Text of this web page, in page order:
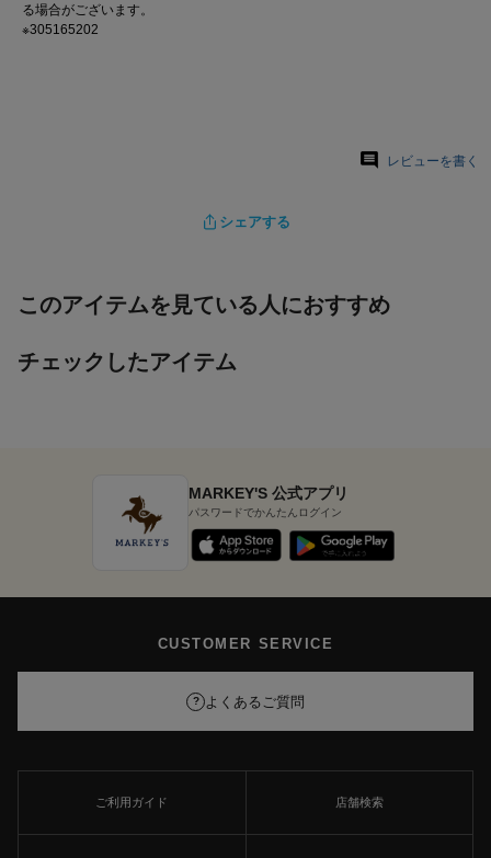
る場合がございます。
※305165202
レビューを書く
シェアする
このアイテムを見ている人におすすめ
チェックしたアイテム
MARKEY'S 公式アプリ
パスワードでかんたんログイン
CUSTOMER SERVICE
? よくあるご質問
ご利用ガイド 店舗検索